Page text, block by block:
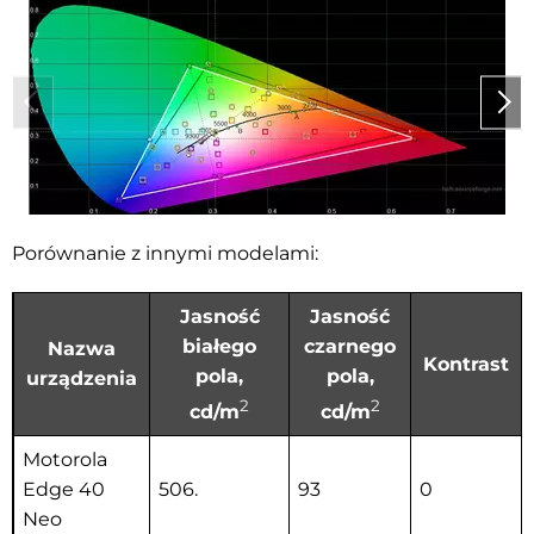
Porównanie z innymi modelami:
Nazwa
urządzenia
Jasność
białego
pola,
cd/m2
Jasność
czarnego
pola,
cd/m2
Kontrast
Motorola
Edge 40
Neo
506. 93 0